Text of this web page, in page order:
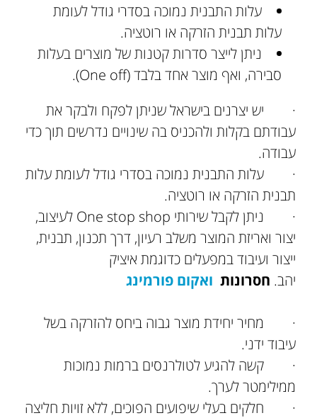
עלות התבנית נמוכה בסדרי גודל לעומת
עלות תבנית הזרקה או רוטציה.
ניתן לייצר סדרות קטנות של מוצרים בעלות
סבירה, ואף מוצר אחד בלבד (One off).
· יש יצרנים בישראל שניתן לפקח ולבקר את
עבודתם בקלות ולהכניס בה שינויים נדרשים תוך כדי
עבודה.
· עלות התבנית נמוכה בסדרי גודל לעומת עלות
תבנית הזרקה או רוטציה.
· ניתן לקבל שירותי One stop shop לעיצוב,
יצור ואריזת המוצר משלב רעיון, דרך תכנון, תבנית,
ייצור ועיבוד במפעלים כדוגמת איציק
יהב. חסרונות ואקום פורמינג
· מחיר יחידת מוצר גבוה ביחס להזרקה בשל
עיבוד ידני.
· קשה להגיע לטולרנסים ברמות נמוכות
ממילימטר לערך.
· חלקים בעלי שיפועים הפוכים, ללא זויות חליצה